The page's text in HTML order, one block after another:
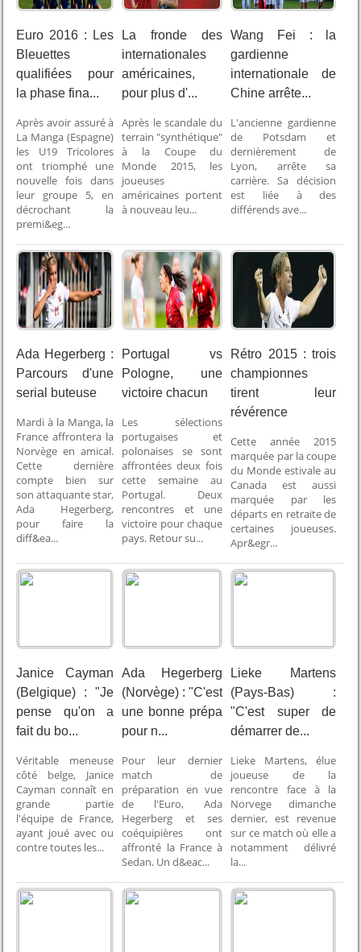
Euro 2016 : Les
Bleuettes
qualifiées pour
la phase fina...
Après avoir assuré à
La Manga (Espagne)
les U19 Tricolores
ont triomphé une
nouvelle fois dans
leur groupe 5, en
décrochant la
premi&eg...
La fronde des
internationales
américaines,
pour plus d'...
Après le scandale du
terrain "synthétique"
à la Coupe du
Monde 2015, les
joueuses
américaines portent
à nouveau leu...
Wang Fei : la
gardienne
internationale de
Chine arrête...
L'ancienne gardienne
de Potsdam et
dernièrement de
Lyon, arrête sa
carrière. Sa décision
est liée à des
différends ave...
Ada Hegerberg :
Parcours d'une
serial buteuse
Mardi à la Manga, la
France affrontera la
Norvège en amical.
Cette dernière
compte bien sur
son attaquante star,
Ada Hegerberg,
pour faire la
diff&ea...
Portugal vs
Pologne, une
victoire chacun
Les sélections
portugaises et
polonaises se sont
affrontées deux fois
cette semaine au
Portugal. Deux
rencontres et une
victoire pour chaque
pays. Retour su...
Rétro 2015 : trois
championnes
tirent leur
révérence
Cette année 2015
marquée par la coupe
du Monde estivale au
Canada est aussi
marquée par les
départs en retraite de
certaines joueuses.
Apr&egr...
Janice Cayman
(Belgique) : "Je
pense qu'on a
fait du bo...
Véritable meneuse
côté belge, Janice
Cayman connaît en
grande partie
l'équipe de France,
ayant joué avec ou
contre toutes les...
Ada Hegerberg
(Norvège) : "C'est
une bonne prépa
pour n...
Pour leur dernier
match de
préparation en vue
de l'Euro, Ada
Hegerberg et ses
coéquipières ont
affronté la France à
Sedan. Un d&eac...
Lieke Martens
(Pays-Bas) :
"C'est super de
démarrer de...
Lieke Martens, élue
joueuse de la
rencontre face à la
Norvege dimanche
dernier, est revenue
sur ce match où elle a
notamment délivré
la...